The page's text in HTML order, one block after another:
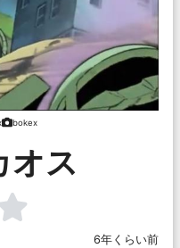
bokex
オス
6年くらい前